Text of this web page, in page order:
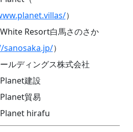
）
Resort白馬さのさか
sanosaka.jp/）
ルディングス株式会社
建設
貿易
hirafu